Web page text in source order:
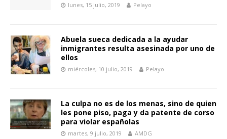
lunes, 15 julio, 2019 Pelayo
Abuela sueca dedicada a la ayudar
inmigrantes resulta asesinada por uno de
ellos
miércoles, 10 julio, 2019 Pelayo
La culpa no es de los menas, sino de quien
les pone piso, paga y da patente de corso
para violar españolas
martes, 9 julio, 2019 AMDG